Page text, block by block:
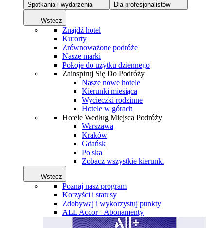
Spotkania i wydarzenia Dla profesjonalistów
Wstecz
Znajdź hotel
Kurorty
Zrównoważone podróże
Nasze marki
Pokoje do użytku dziennego
Zainspiruj Się Do Podróży
Nasze nowe hotele
Kierunki miesiąca
Wycieczki rodzinne
Hotele w górach
Hotele Według Miejsca Podróży
Warszawa
Kraków
Gdańsk
Polska
Zobacz wszystkie kierunki
Wstecz
Poznaj nasz program
Korzyści i statusy
Zdobywaj i wykorzystuj punkty
ALL Accor+ Abonamenty